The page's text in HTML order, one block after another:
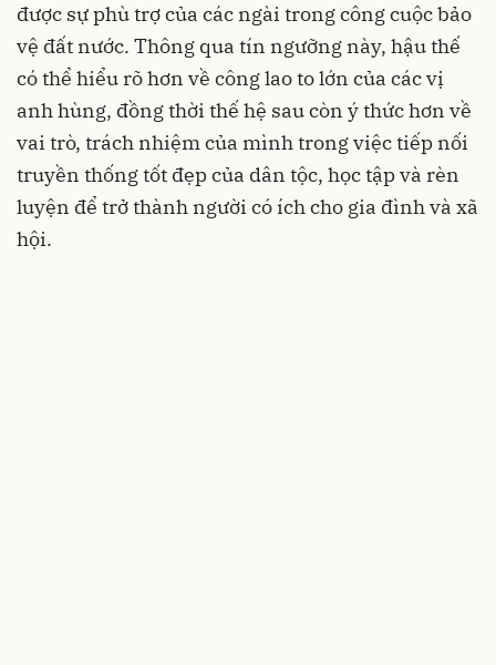
được sự phù trợ của các ngài trong công cuộc bảo
vệ đất nước. Thông qua tín ngưỡng này, hậu thế
có thể hiểu rõ hơn về công lao to lớn của các vị
anh hùng, đồng thời thế hệ sau còn ý thức hơn về
vai trò, trách nhiệm của mình trong việc tiếp nối
truyền thống tốt đẹp của dân tộc, học tập và rèn
luyện để trở thành người có ích cho gia đình và xã
hội.